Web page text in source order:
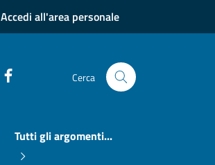
Accedi all'area personale
Cerca
Tutti gli argomenti...